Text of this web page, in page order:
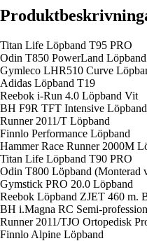
Titan Life Löpband T95 PRO
Odin T850 PowerLand Löpband
Gymleco LHR510 Curve
Adidas Löpband T19
Reebok i-Run 4.0 Löpband Vit
BH F9R TFT Intensive Löpband
Runner 2011/T Löpband
Finnlo Performance Löpband
Hammer Race Runner 2000M
Titan Life Löpband T90 PRO
Odin T800 Löpband (Monterad
Gymstick PRO 20.0 Löpband
Reebok Löpband ZJET 460 m.
BH i.Magna RC Semi-
Runner 2011/TJO Ortopedisk
Finnlo Alpine Löpband